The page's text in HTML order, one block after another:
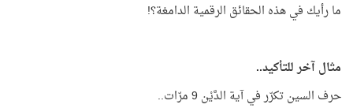
ما رأيك في هذه الحقائق الرقمية الدامغة؟!
مثال آخر للتأكيد..
حرف السين تكرّر في آية الدَّيْن 9 مرّات..